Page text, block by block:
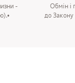
-
Обмін і
до Закону